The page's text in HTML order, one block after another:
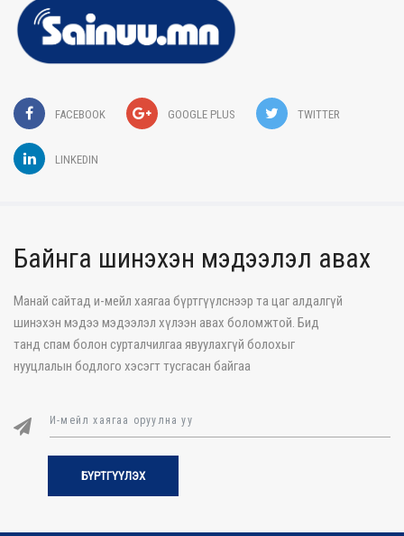
FACEBOOK GOOGLE PLUS TWITTER
LINKEDIN
Байнга шинэхэн мэдээлэл авах
Манай сайтад и-мейл хаягаа бүртгүүлснээр та цаг алдалгүй
шинэхэн мэдээ мэдээлэл хүлээн авах боломжтой. Бид
танд спам болон сурталчилгаа явуулахгүй болохыг
нууцлалын бодлого хэсэгт тусгасан байгаа
БҮРТГҮҮЛЭХ